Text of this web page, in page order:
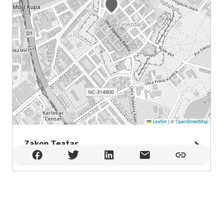
Leaflet |© OpenStreetMap
Zakon Teatar
Zakon Teatar , Karlovac